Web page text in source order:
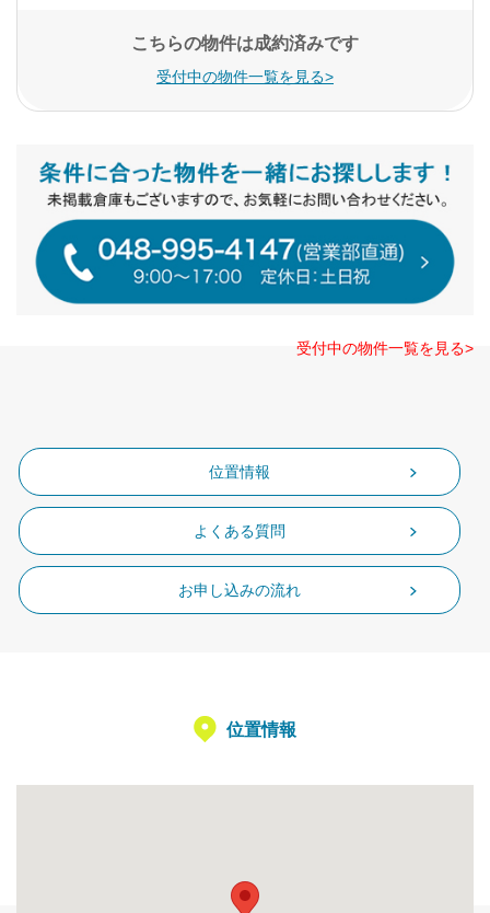
こちらの物件は成約済みです
受付中の物件一覧を見る>
受付中の物件一覧を見る>
位置情報
よくある質問
お申し込みの流れ
位置情報